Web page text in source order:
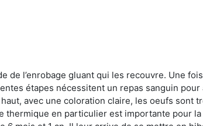
de l’enrobage gluant qui les recouvre. Une
étapes nécessitent un repas sanguin pour
avec une coloration claire, les oeufs sont
en particulier est importante pour